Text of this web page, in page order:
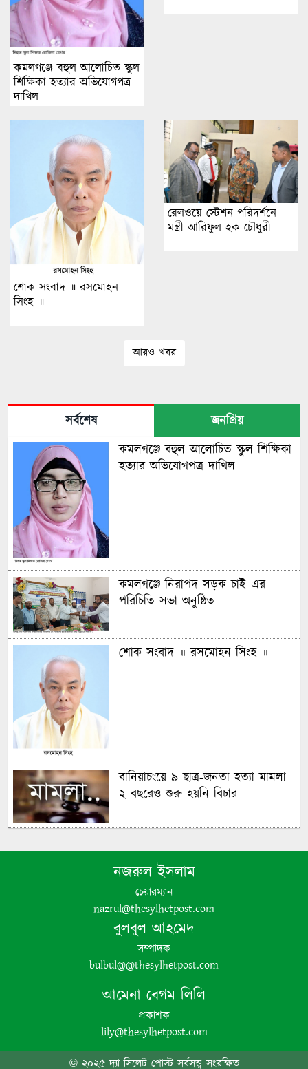
কমলগঞ্জে বহুল আলোচিত স্কুল
শিক্ষিকা হত্যার অভিযোগপত্র
দাখিল
শোক সংবাদ ॥ রসমোহন
সিংহ ॥
রেলওয়ে স্টেশন পরিদর্শনে
মন্ত্রী আরিফুল হক চৌধুরী
আরও খবর
সর্বশেষ
জনপ্রিয়
কমলগঞ্জে বহুল আলোচিত স্কুল শিক্ষিকা
হত্যার অভিযোগপত্র দাখিল
কমলগঞ্জে নিরাপদ সড়ক চাই এর
পরিচিতি সভা অনুষ্ঠিত
শোক সংবাদ ॥ রসমোহন সিংহ ॥
বানিয়াচংয়ে ৯ ছাত্র-জনতা হত্যা মামলা
২ বছরেও শুরু হয়নি বিচার
অঙ্গীকার বিএনপির- জিকে গউছ
পঞ্চগড়ে ইয়াবা সহ গ্রেপ্তার যুবদল নেতা
পঞ্চগড়ে এক শিক্ষককে গাছে বেঁধে
মধ্যযুগীয় কায়দায় নির্যাতন, থানায়
নজরুল ইসলাম
চেয়ারম্যান
nazrul@thesylhetpost.com
বুলবুল আহমেদ
সম্পাদক
bulbul@@thesylhetpost.com
আমেনা বেগম লিলি
প্রকাশক
lily@thesylhetpost.com
© ২০২৫ দ্যা সিলেট পোস্ট সর্বসত্ত্ব সংরক্ষিত